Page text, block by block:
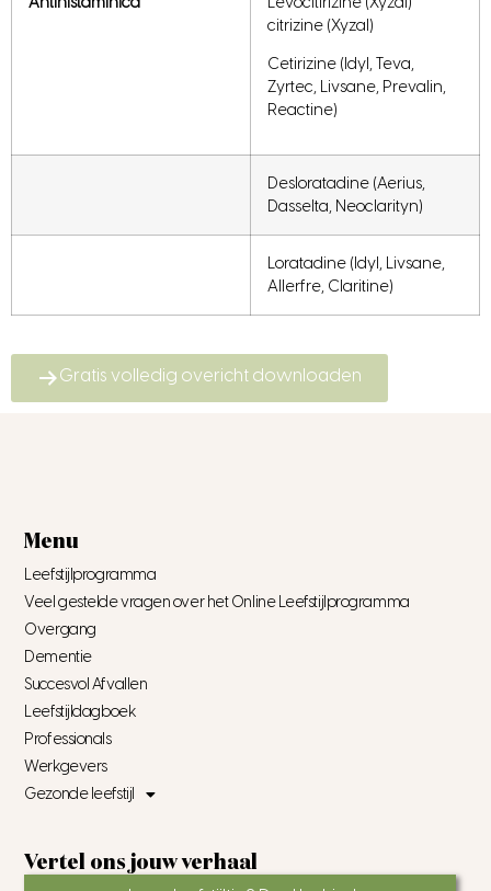
citrizine (Xyzal)
Cetirizine (Idyl, Teva,
Zyrtec, Livsane, Prevalin,
Reactine)
Desloratadine (Aerius,
Dasselta, Neoclarityn)
Loratadine (Idyl, Livsane,
Allerfre, Claritine)
Gratis volledig overicht downloaden
Menu
Leefstijlprogramma
Veel gestelde vragen over het Online Leefstijlprogramma
Overgang
Dementie
Succesvol Afvallen
Leefstijldagboek
Professionals
Werkgevers
Gezonde leefstijl
Vertel ons jouw verhaal